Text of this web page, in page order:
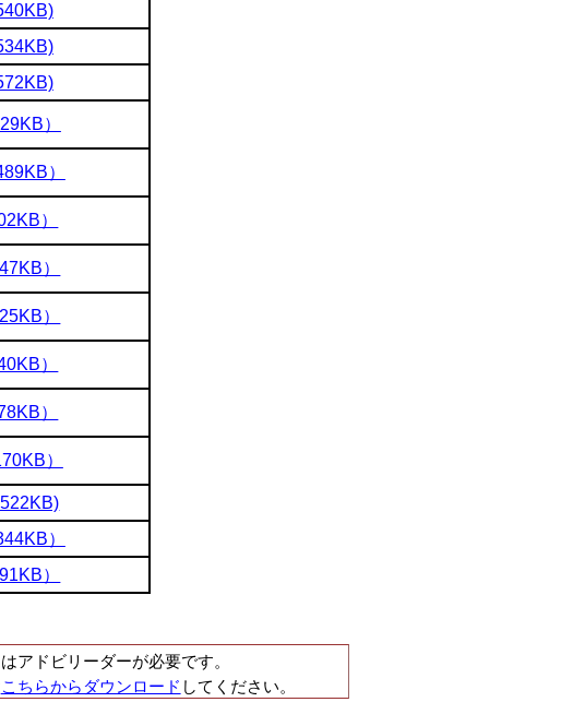
）
）
）
）
）
）
）
）
）
）
ドビリーダーが必要です。
こちらからダウンロード してください。